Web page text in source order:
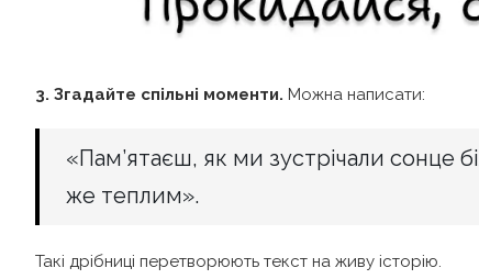
3. Згадайте спільні моменти. Можна написати:
«Пам’ятаєш, як ми зустрічали сонце
же теплим».
Такі дрібниці перетворюють текст на живу історію.